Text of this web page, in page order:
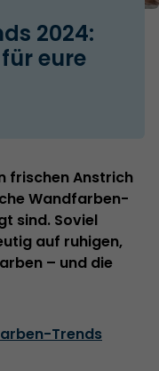
2024:
eure
frischen Anstrich
Wandfarben-
sind. Soviel
auf ruhigen,
– und die
Trends